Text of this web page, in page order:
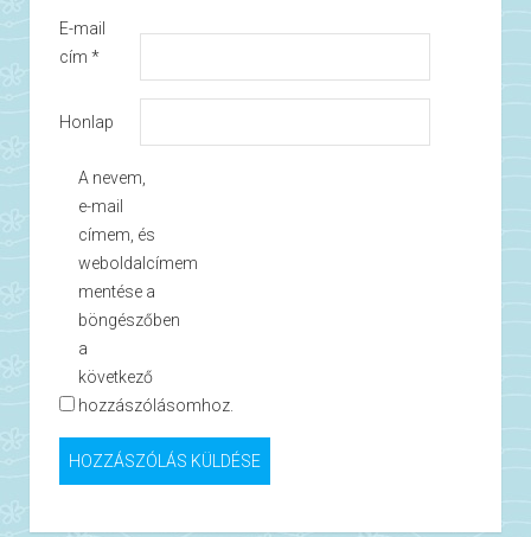
E-mail
cím *
Honlap
A nevem,
e-mail
címem, és
weboldalcímem
mentése a
böngészőben
a
következő
hozzászólásomhoz.